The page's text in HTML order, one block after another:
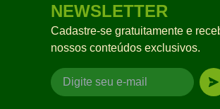
NEWSLETTER
Cadastre-se gratuitamente e
nossos conteúdos exclusivos.